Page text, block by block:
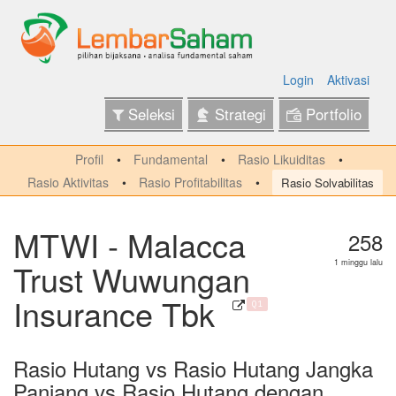
Login Aktivasi
Seleksi Strategi Portfolio
Profil Fundamental
Rasio Likuiditas
Rasio Aktivitas
Rasio Profitabilitas Rasio Solvabilitas
MTWI - Malacca
Trust Wuwungan
Insurance Tbk Q1
258
1 minggu lalu
Rasio Hutang vs Rasio Hutang Jangka